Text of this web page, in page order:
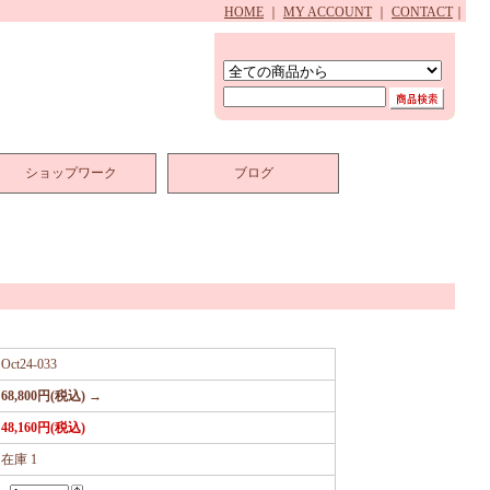
HOME MY ACCOUNT CONTACT
ショップワーク ブログ
Oct24-033
68,800円(税込) →
48,160円(税込)
在庫 1